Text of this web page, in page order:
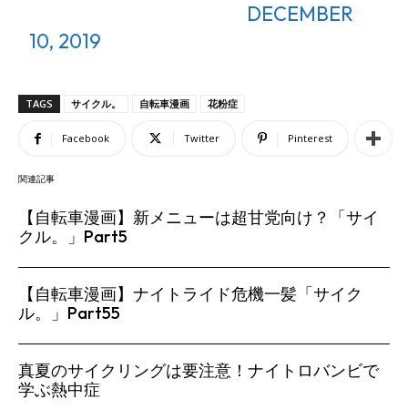
DECEMBER
10, 2019
TAGS サイクル。 自転車漫画 花粉症
Facebook Twitter Pinterest
関連記事
【自転車漫画】新メニューは超甘党向け？「サイ
クル。」Part5
【自転車漫画】ナイトライド危機一髪「サイク
ル。」Part55
真夏のサイクリングは要注意！ナイトロバンビで
学ぶ熱中症